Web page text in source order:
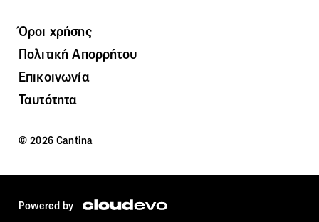
Όροι χρήσης
Πολιτική Απορρήτου
Επικοινωνία
Ταυτότητα
© 2026 Cantina
Powered by